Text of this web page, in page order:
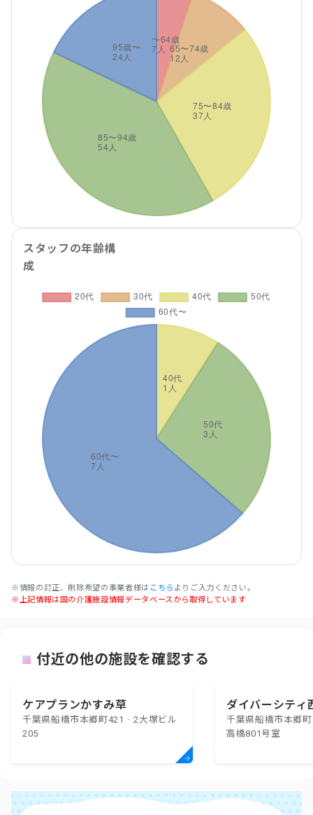
スタッフの年齢構
成
※情報の訂正、削除希望の事業者様は こちら よりご入力ください。
※上記情報は国の介護施設情報データベースから取得しています
付近の他の施設を確認する
ケアプランかすみ草
千葉県船橋市本郷町421‐2大塚ビル
205
ダイバーシティ
千葉県船橋市本郷
高橋801号室